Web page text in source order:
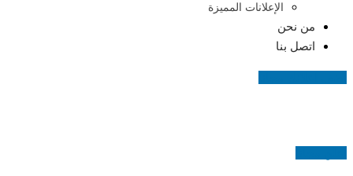
الإعلانات المميزة
من نحن
اتصل بنا